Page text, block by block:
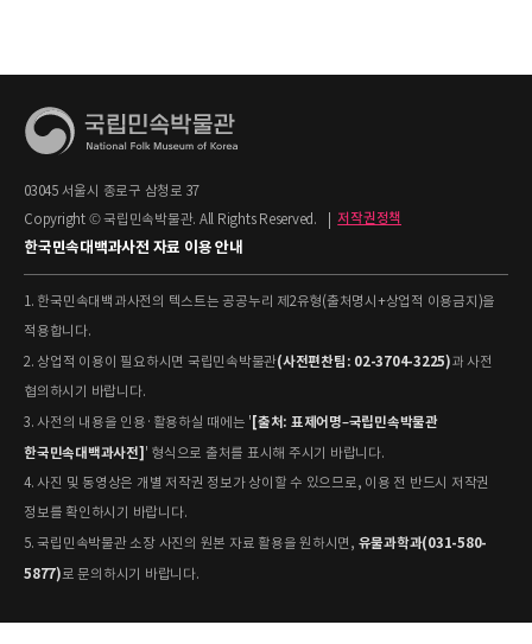
03045 서울시 종로구 삼청로 37
Copyright © 국립민속박물관. All Rights Reserved.
저작권정책
한국민속대백과사전 자료 이용 안내
1. 한국민속대백과사전의 텍스트는 공공누리 제2유형(출처명시+상업적 이용금지)을
적용합니다.
2. 상업적 이용이 필요하시면 국립민속박물관(사전편찬팀: 02-3704-3225)과 사전
협의하시기 바랍니다.
3. 사전의 내용을 인용·활용하실 때에는 '[출처: 표제어명–국립민속박물관
한국민속대백과사전]' 형식으로 출처를 표시해 주시기 바랍니다.
4. 사진 및 동영상은 개별 저작권 정보가 상이할 수 있으므로, 이용 전 반드시 저작권
정보를 확인하시기 바랍니다.
5. 국립민속박물관 소장 사진의 원본 자료 활용을 원하시면, 유물과학과(031-580-
5877) 로 문의하시기 바랍니다.